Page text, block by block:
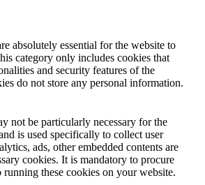
absolutely essential for the website to
category only includes cookies that
and security features of the
do not store any personal information.
not be particularly necessary for the
is used specifically to collect user
ads, other embedded contents are
cookies. It is mandatory to procure
running these cookies on your website.